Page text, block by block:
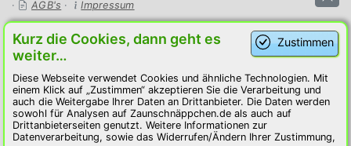
·
AGB's · Impressum
Zustimmen
Kurz die Cookies, dann geht es
weiter…
Diese Webseite verwendet Cookies und ähnliche Technologien. Mit
einem Klick auf „Zustimmen“ akzeptieren Sie die Verarbeitung und
auch die Weitergabe Ihrer Daten an Drittanbieter. Die Daten werden
sowohl für Analysen auf Zaunschnäppchen.de als auch auf
Drittanbieterseiten genutzt. Weitere Informationen zur
Datenverarbeitung, sowie das Widerrufen/Ändern Ihrer Zustimmung,